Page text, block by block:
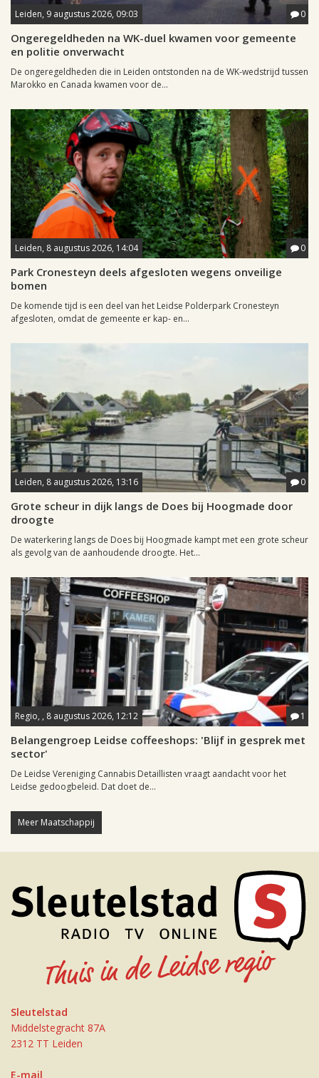
Leiden, 9 augustus 2026, 09:03 0
Ongeregeldheden na WK-duel kwamen voor gemeente
en politie onverwacht
De ongeregeldheden die in Leiden ontstonden na de WK-wedstrijd tussen
Marokko en Canada kwamen voor de...
Leiden, 8 augustus 2026, 14:04 0
Park Cronesteyn deels afgesloten wegens onveilige
bomen
De komende tijd is een deel van het Leidse Polderpark Cronesteyn
afgesloten, omdat de gemeente er kap- en...
Leiden, 8 augustus 2026, 13:16 0
Grote scheur in dijk langs de Does bij Hoogmade door
droogte
De waterkering langs de Does bij Hoogmade kampt met een grote scheur
als gevolg van de aanhoudende droogte. Het...
Regio, , 8 augustus 2026, 12:12 1
Belangengroep Leidse coffeeshops: 'Blijf in gesprek met
sector'
De Leidse Vereniging Cannabis Detaillisten vraagt aandacht voor het
Leidse gedoogbeleid. Dat doet de...
Meer Maatschappij
Sleutelstad
Middelstegracht 87A
2312 TT Leiden
E-mail